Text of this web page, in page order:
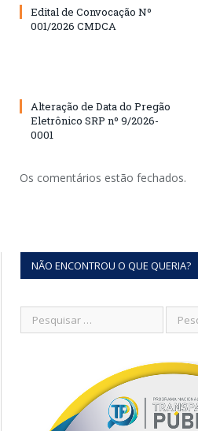
Edital de Convocação Nº
001/2026 CMDCA
Alteração de Data do Pregão
Eletrônico SRP nº 9/2026-
0001
Os comentários estão fechados.
NÃO ENCONTROU O QUE QUERIA?